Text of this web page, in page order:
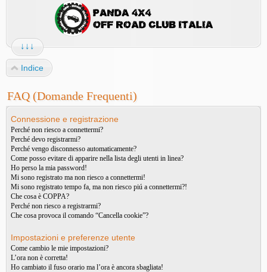
↓↓↓
Indice
FAQ (Domande Frequenti)
Connessione e registrazione
Perché non riesco a connettermi?
Perché devo registrarmi?
Perché vengo disconnesso automaticamente?
Come posso evitare di apparire nella lista degli utenti in linea?
Ho perso la mia password!
Mi sono registrato ma non riesco a connettermi!
Mi sono registrato tempo fa, ma non riesco piú a connettermi?!
Che cosa è COPPA?
Perché non riesco a registrarmi?
Che cosa provoca il comando “Cancella cookie”?
Impostazioni e preferenze utente
Come cambio le mie impostazioni?
L’ora non è corretta!
Ho cambiato il fuso orario ma l’ora è ancora sbagliata!